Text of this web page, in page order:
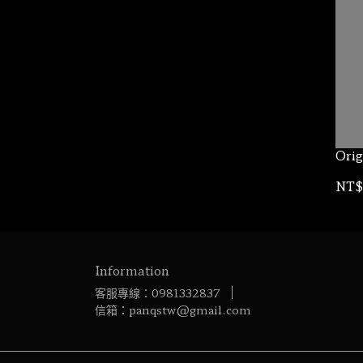
Information
客服專線：0981332837
信箱：panqstw@gmail.com